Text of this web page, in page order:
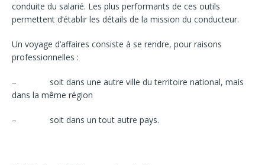
conduite du salarié. Les plus performants de ces outils
permettent d’établir les détails de la mission du conducteur.
Un voyage d’affaires consiste à se rendre, pour raisons
professionnelles :
– soit dans une autre ville du territoire national, mais
dans la même région
– soit dans un tout autre pays.